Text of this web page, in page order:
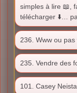
simples à lire 📖,
télécharger ⬇️…
236. Www ou
235. Vendre des
101. Casey